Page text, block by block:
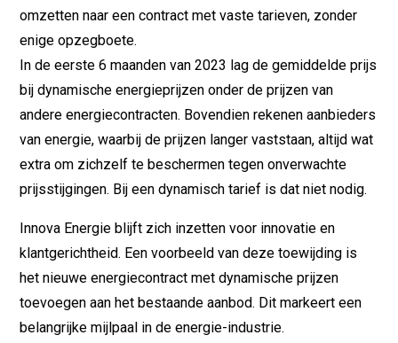
omzetten naar een contract met vaste tarieven, zonder
enige opzegboete.
In de eerste 6 maanden van 2023 lag de gemiddelde prijs
bij dynamische energieprijzen onder de prijzen van
andere energiecontracten. Bovendien rekenen aanbieders
van energie, waarbij de prijzen langer vaststaan, altijd wat
extra om zichzelf te beschermen tegen onverwachte
prijsstijgingen. Bij een dynamisch tarief is dat niet nodig.
Innova Energie blijft zich inzetten voor innovatie en
klantgerichtheid. Een voorbeeld van deze toewijding is
het nieuwe energiecontract met dynamische prijzen
toevoegen aan het bestaande aanbod. Dit markeert een
belangrijke mijlpaal in de energie-industrie.